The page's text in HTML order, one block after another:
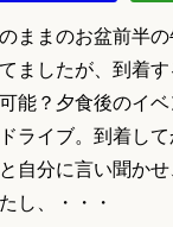
ままのお盆前半
ましたが、到着
能？夕食後のイ
ライブ。到着し
自分に言い聞か
し、・・・